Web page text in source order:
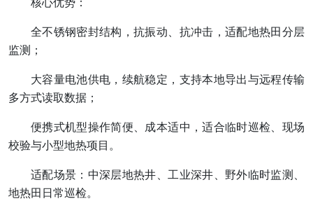
全不锈钢密封结构，抗振动、抗冲击，适配地热田分层
监测；
大容量电池供电，续航稳定，支持本地导出与远程传输
多方式读取数据；
便携式机型操作简便、成本适中，适合临时巡检、现场
校验与小型地热项目。
适配场景：中深层地热井、工业深井、野外临时监测、
地热田日常巡检。